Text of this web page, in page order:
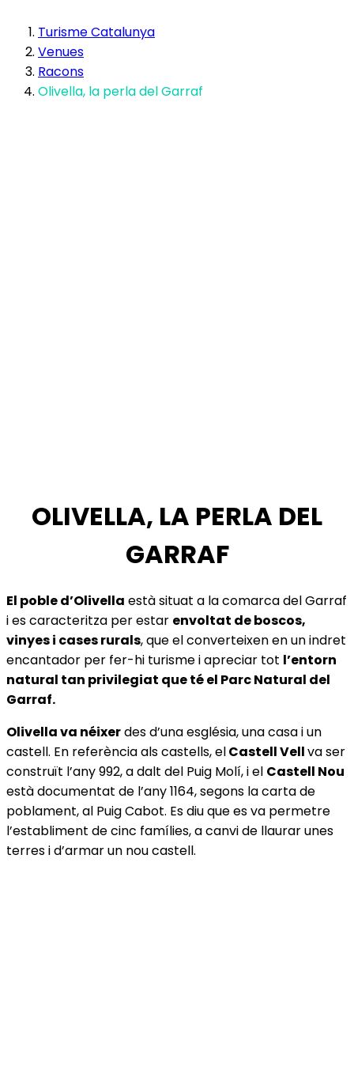
Turisme Catalunya
Venues
Racons
Olivella, la perla del Garraf
OLIVELLA, LA PERLA DEL
GARRAF
El poble d’Olivella està situat a la comarca del Garraf
i es caracteritza per estar envoltat de boscos,
vinyes i cases rurals, que el converteixen en un indret
encantador per fer-hi turisme i apreciar tot l’entorn
natural tan privilegiat que té el Parc Natural del
Garraf.
Olivella va néixerdes d’una església, una casa i un
castell. En referència als castells, elCastell Vellva ser
construït l’any 992, a dalt del Puig Molí, i el Castell Nou
està documentat de l’any 1164, segons la carta de
poblament, al Puig Cabot. Es diu que es va permetre
l’establiment de cinc famílies, a canvi de llaurar unes
terres i d’armar un nou castell.